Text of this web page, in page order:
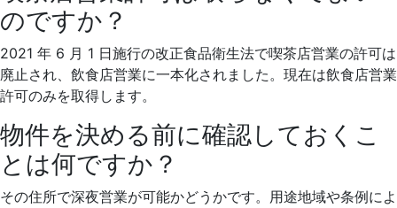
のですか？
2021 年 6 月 1 日施行の改正食品衛生法で喫茶店営業の許可は
廃止され、飲食店営業に一本化されました。現在は飲食店営業
許可のみを取得します。
物件を決める前に確認しておくこ
とは何ですか？
その住所で深夜営業が可能かどうかです。用途地域や条例によ